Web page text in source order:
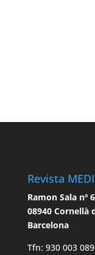
Revista
Ramon Sala nº
08940 Cornellà
Barcelona
Tfn: 930 003 089